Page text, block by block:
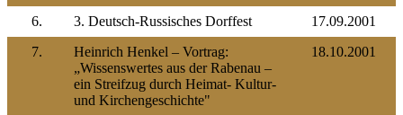
6. 3. Deutsch-Russisches Dorffest
17.09.2001
7.
Heinrich Henkel – Vortrag:
„Wissenswertes aus der Rabenau –
ein Streifzug durch Heimat- Kultur-
und Kirchengeschichte"
18.10.2001